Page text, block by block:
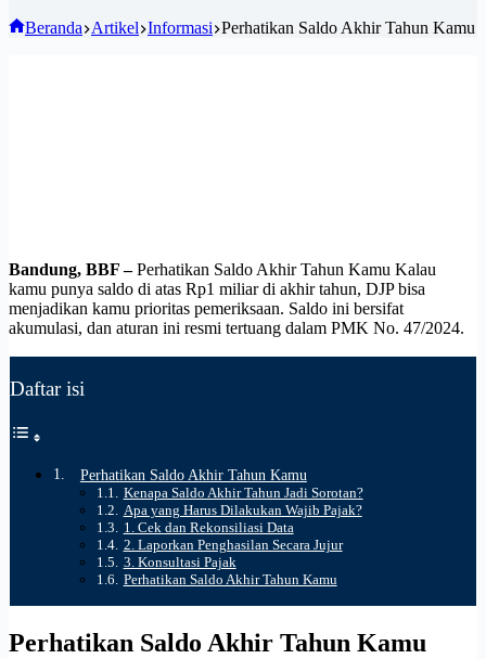
Beranda Artikel Informasi Perhatikan Saldo Akhir Tahun Kamu
Bandung, BBF –Perhatikan Saldo Akhir Tahun Kamu Kalau
kamu punya saldo di atas Rp1 miliar di akhir tahun, DJP bisa
menjadikan kamu prioritas pemeriksaan. Saldo ini bersifat
akumulasi, dan aturan ini resmi tertuang dalam PMK No. 47/2024.
Daftar isi
Perhatikan Saldo Akhir Tahun Kamu
Kenapa Saldo Akhir Tahun Jadi Sorotan?
Apa yang Harus Dilakukan Wajib Pajak?
1. Cek dan Rekonsiliasi Data
2. Laporkan Penghasilan Secara Jujur
3. Konsultasi Pajak
Perhatikan Saldo Akhir Tahun Kamu
Perhatikan Saldo Akhir Tahun Kamu